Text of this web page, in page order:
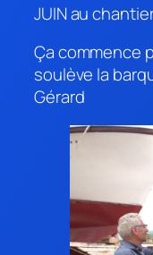
JUIN au
Ça commence
soulève la
Gérard